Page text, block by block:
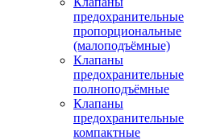
предохранительные
пропорциональные
(малоподъёмные)
Клапаны
предохранительные
полноподъёмные
Клапаны
предохранительные
компактные